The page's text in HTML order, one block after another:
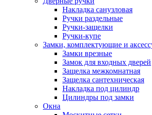
Накладка санузловая
Ручки раздельные
Ручки-защелки
Ручки-купе
Замки, комплектующие и
Замки врезные
Замок для входных дверей
Защелка межкомнатная
Защелка сантехническая
Накладка под цилиндр
Цилиндры под замки
Окна